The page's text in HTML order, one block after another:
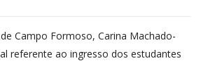
Campo Formoso, Carina Machado-
referente ao ingresso dos estudantes